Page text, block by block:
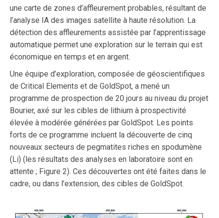
une carte de zones d’affleurement probables, résultant de
l’analyse IA des images satellite à haute résolution. La
détection des affleurements assistée par l’apprentissage
automatique permet une exploration sur le terrain qui est
économique en temps et en argent.
Une équipe d’exploration, composée de géoscientifiques
de Critical Elements et de GoldSpot, a mené un
programme de prospection de 20 jours au niveau du projet
Bourier, axé sur les cibles de lithium à prospectivité
élevée à modérée générées par GoldSpot. Les points
forts de ce programme incluent la découverte de cinq
nouveaux secteurs de pegmatites riches en spodumène
(Li) (les résultats des analyses en laboratoire sont en
attente ; Figure 2). Ces découvertes ont été faites dans le
cadre, ou dans l’extension, des cibles de GoldSpot.